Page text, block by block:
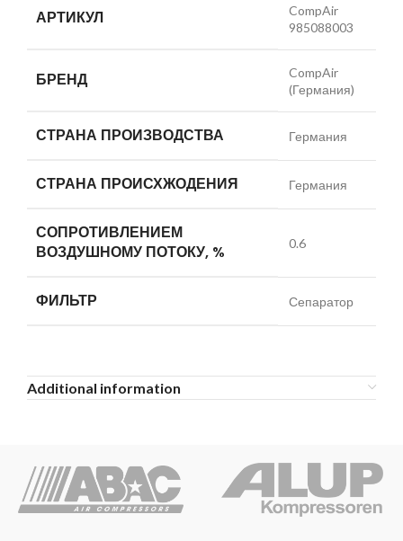
АРТИКУЛ
CompAir
985088003
БРЕНД
CompAir
(Германия)
СТРАНА ПРОИЗВОДСТВА Германия
СТРАНА ПРОИСХЖОДЕНИЯ Германия
СОПРОТИВЛЕНИЕМ
ВОЗДУШНОМУ ПОТОКУ, %
0.6
ФИЛЬТР Сепаратор
Additional information